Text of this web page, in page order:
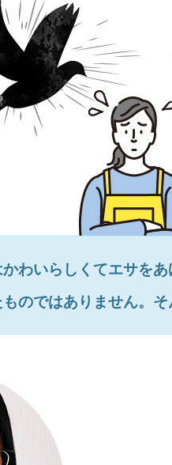
わいらしくてエサを
のではありません。